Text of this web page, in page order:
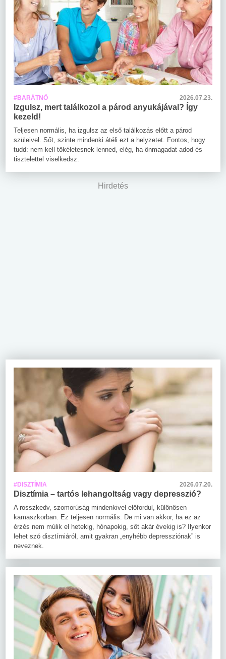
#BARÁTNŐ 2026.07.23.
Izgulsz, mert találkozol a párod anyukájával? Így
kezeld!
Teljesen normális, ha izgulsz az első találkozás előtt a párod
szüleivel. Sőt, szinte mindenki átéli ezt a helyzetet. Fontos, hogy
tudd: nem kell tökéletesnek lenned, elég, ha önmagadat adod és
tisztelettel viselkedsz.
Hirdetés
#DISZTÍMIA 2026.07.20.
Disztímia – tartós lehangoltság vagy depresszió?
A rosszkedv, szomorúság mindenkivel előfordul, különösen
kamaszkorban. Ez teljesen normális. De mi van akkor, ha ez az
érzés nem múlik el hetekig, hónapokig, sőt akár évekig is? Ilyenkor
lehet szó disztímiáról, amit gyakran „enyhébb depressziónak” is
neveznek.